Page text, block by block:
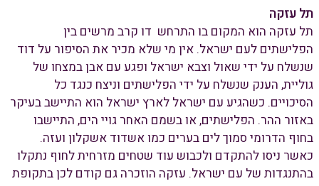
תל עזקה
תל עזקה הוא המקום בו התרחש דו קרב מרשים בין
הפלישתים לעם ישראל. אין מי שלא מכיר את הסיפור על דוד
שנשלח על ידי שאול וצבא ישראל ופגע עם אבן במצחו של
גוליית, הענק שנשלח על ידי הפלישתים וניצח כנגד כל
הסיכויים. כשהגיע עם ישראל לארץ ישראל הוא התיישב בעיקר
באזור ההר. הפלישתים, או בשמם האחר גויי הים, התיישבו
בחוף הדרומי סמוך לים בערים כמו אשדוד אשקלון ועזה.
כאשר ניסו להתקדם ולכבוש עוד שטחים מזרחית לחוף נתקלו
בהתנגדות של עם ישראל. עזקה הוזכרה גם קודם לכן בתקופת